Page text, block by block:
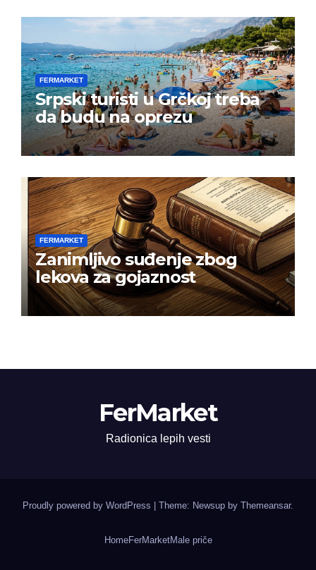
FERMARKET
Srpski turisti u Grčkoj treba
da budu na oprezu
FERMARKET
Zanimljivo suđenje zbog
lekova za gojaznost
FerMarket
Radionica lepih vesti
Proudly powered by WordPress Theme: Newsup by Themeansar.
HomeFerMarketMale priče